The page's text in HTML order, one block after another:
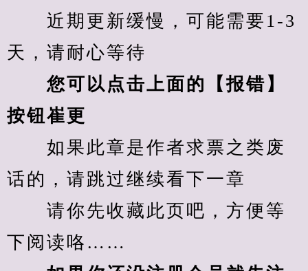
近期更新缓慢，可能需要1-3
天，请耐心等待
您可以点击上面的【报错】
按钮崔更
如果此章是作者求票之类废
话的，请跳过继续看下一章
请你先收藏此页吧，方便等
下阅读咯……